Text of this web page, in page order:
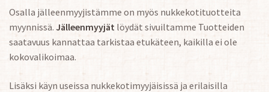
Osalla jälleenmyyjistämme on myös nukkekotituotteita
myynnissä. Jälleenmyyjät löydät sivuiltamme Tuotteiden
saatavuus kannattaa tarkistaa etukäteen, kaikilla ei ole
kokovalikoimaa.
Lisäksi käyn useissa nukkekotimyyjäisissä ja erilaisilla